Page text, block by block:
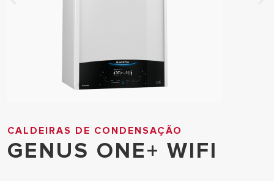
CALDEIRAS DE CONDENSAÇÃO
GENUS ONE+ WIFI